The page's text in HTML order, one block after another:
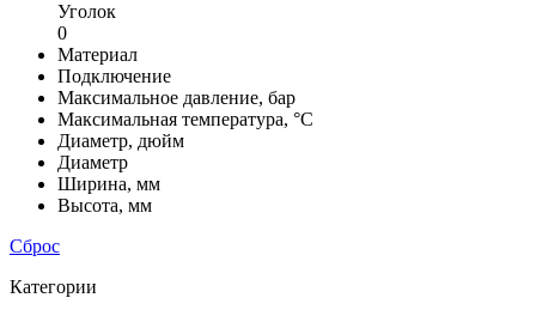
Уголок
0
Материал
Подключение
Максимальное давление, бар
Максимальная температура, °С
Диаметр, дюйм
Диаметр
Ширина, мм
Высота, мм
Сброс
Категории